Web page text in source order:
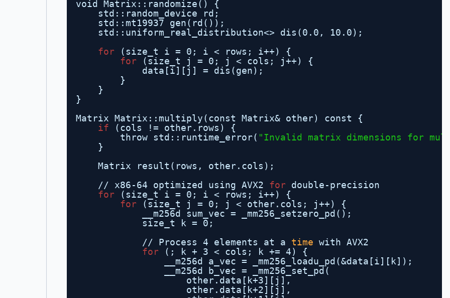
void Matrix::randomize() {
std::random_device rd;
std::mt19937 gen(rd());
std::uniform_real_distribution<> dis(0.0, 10.0);
for
(size_t i = 0; i < rows; i++) {
for
(size_t j = 0; j < cols; j++) {
data[i][j] = dis(gen);
}
}
}
Matrix Matrix::multiply(const Matrix& other) const {
if
(cols != other.rows) {
throw std::runtime_error( "Invalid matrix dimensions for
}
Matrix result(rows, other.cols);
//
x86-64 optimized using AVX2 for double-precision
for
(size_t i = 0; i < rows; i++) {
for
(size_t j = 0; j < other.cols; j++) {
__m256d sum_vec = _mm256_setzero_pd();
size_t k = 0;
//
Process 4 elements at a time with AVX2
for
(; k + 3 < cols; k += 4) {
__m256d a_vec = _mm256_loadu_pd(&data[i][k]);
__m256d b_vec = _mm256_set_pd(
other.data[k+3][j],
other.data[k+2][j],